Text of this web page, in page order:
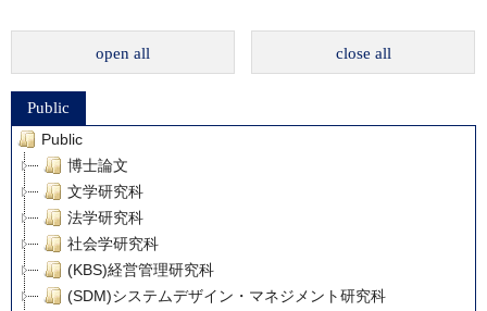
open all close all
Public
Public
博士論文
文学研究科
法学研究科
社会学研究科
(KBS)経営管理研究科
(SDM)システムデザイン・マネジメント研究科